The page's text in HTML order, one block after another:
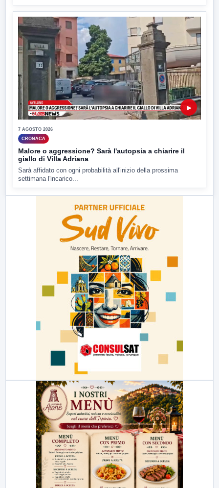
▶
7 AGOSTO 2026
CRONACA
Malore o aggressione? Sarà l'autopsia a chiarire il
giallo di Villa Adriana
Sarà affidato con ogni probabilità all'inizio della prossima
settimana l'incarico...